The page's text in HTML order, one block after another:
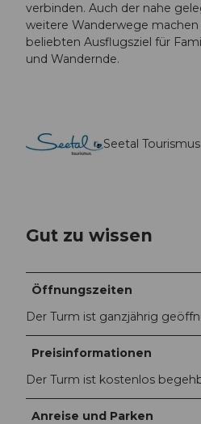
verbinden. Auch der nahe
weitere Wanderwege
beliebten Ausflugsziel für
und Wandernde.
Seetal Tourismus
Gut zu wissen
Öffnungszeiten
Der Turm ist ganzjährig
Preisinformationen
Der Turm ist kostenlos
Anreise und Parken